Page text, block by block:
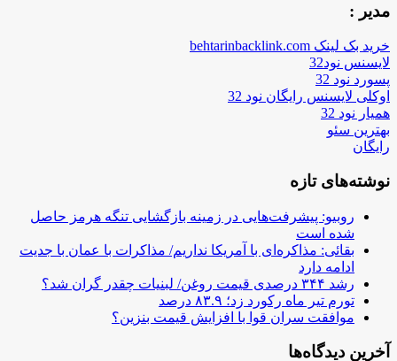
مدیر :
خرید بک لینک behtarinbacklink.com
لایسنس نود32
پسورد نود 32
اوکلی لایسنس رایگان نود 32
همیار نود 32
بهترین سئو
رایگان
نوشته‌های تازه
روبیو: پیشرفت‌هایی در زمینه بازگشایی تنگه هرمز حاصل
شده است
بقائی: مذاکره‌ای با آمریکا نداریم/ مذاکرات با عمان با جدیت
ادامه دارد
رشد ۳۴۴ درصدی قیمت روغن/ لبنیات چقدر گران شد؟
تورم تیر ماه رکورد زد؛ ۸۳.۹ درصد
موافقت سران قوا با افزایش قیمت بنزین؟
آخرین دیدگاه‌ها